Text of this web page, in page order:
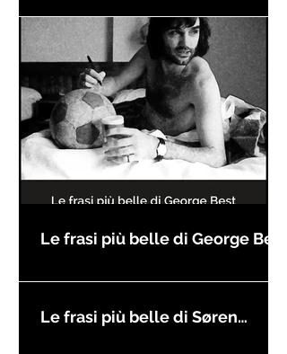
Le frasi più belle di George Best
Le frasi più belle di Søren